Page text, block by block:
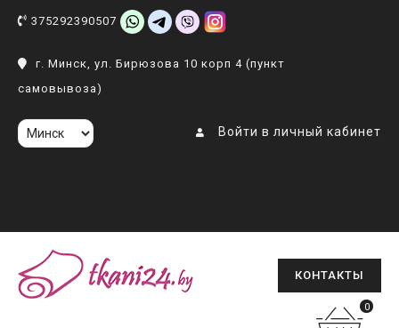
375292390507
г. Минск, ул. Бирюзова 10 корп 4 (пункт
самовывоза)
Войти в личный кабинет
КОНТАКТЫ
0